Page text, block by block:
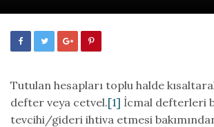
Tutulan hesapları toplu halde
defter veya cetvel.[1] İcmal defterleri
tevcihi/gideri ihtiva etmesi